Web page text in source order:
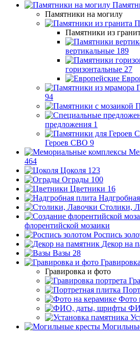
Памятники на могилу
Памятники из
вертикальные 189
горизонтальные 27
94
предложения 1
Героев СВО 9
464
Цоколя 123
Ограды 100
Цветники 16
Столики,
флорентийской мозаики
Роспись
Декор на
Вазы 28
Гравировка и фото
Фото